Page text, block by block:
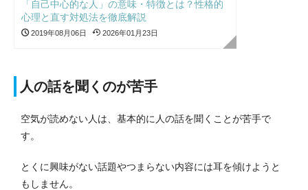
「自己中心的な人」の意味・特徴とは？性格的
心理と直す対処法を徹底解説
2019年08月06日 2026年01月23日
人の話を聞くのが苦手
空気が読めない人は、基本的に人の話を聞くことが苦手で
す。
とくに興味がない話題やつまらない内容には耳を傾けようと
もしません。